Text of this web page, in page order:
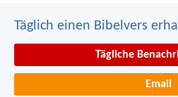
Täglich einen Bibelvers
Tägliche
Email